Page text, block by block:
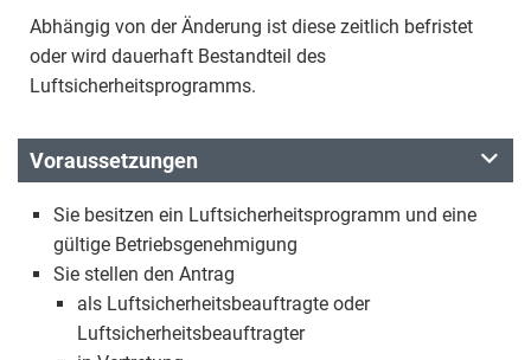
Abhängig von der Änderung ist diese zeitlich befristet
oder wird dauerhaft Bestandteil des
Luftsicherheitsprogramms.
Voraussetzungen
Sie besitzen ein Luftsicherheitsprogramm und eine
gültige Betriebsgenehmigung
Sie stellen den Antrag
als Luftsicherheitsbeauftragte oder
Luftsicherheitsbeauftragter